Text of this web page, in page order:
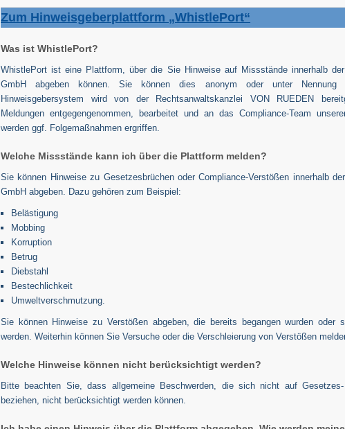
Zum Hinweisgeberplattform „WhistlePort“
Was ist WhistlePort?
WhistlePort ist eine Plattform, über die Sie Hinweise auf Missstände innerhalb
GmbH abgeben können. Sie können dies anonym oder unter
Hinweisgebersystem wird von der Rechtsanwaltskanzlei VON RUEDEN
Meldungen entgegengenommen, bearbeitet und an das Compliance-Team
werden ggf. Folgemaßnahmen ergriffen.
Welche Missstände kann ich über die Plattform melden?
Sie können Hinweise zu Gesetzesbrüchen oder Compliance-Verstößen innerhalb
GmbH abgeben. Dazu gehören zum Beispiel:
Belästigung
Mobbing
Korruption
Betrug
Diebstahl
Bestechlichkeit
Umweltverschmutzung.
Sie können Hinweise zu Verstößen abgeben, die bereits begangen wurden oder
werden. Weiterhin können Sie Versuche oder die Verschleierung von Verstößen
Welche Hinweise können nicht berücksichtigt werden?
Bitte beachten Sie, dass allgemeine Beschwerden, die sich nicht auf Gesetzes-
beziehen, nicht berücksichtigt werden können.